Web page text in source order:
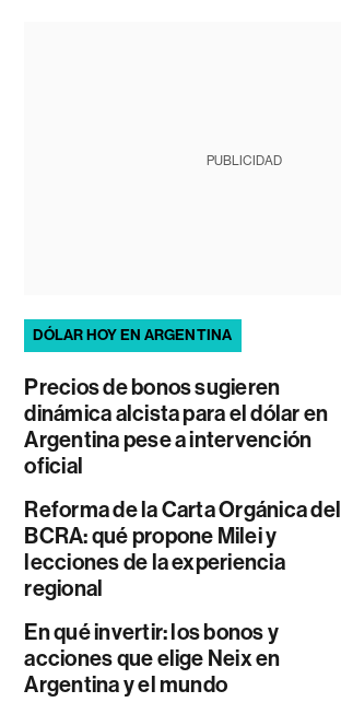
PUBLICIDAD
DÓLAR HOY EN ARGENTINA
Precios de bonos sugieren
dinámica alcista para el dólar en
Argentina pese a intervención
oficial
Reforma de la Carta Orgánica del
BCRA: qué propone Milei y
lecciones de la experiencia
regional
En qué invertir: los bonos y
acciones que elige Neix en
Argentina y el mundo